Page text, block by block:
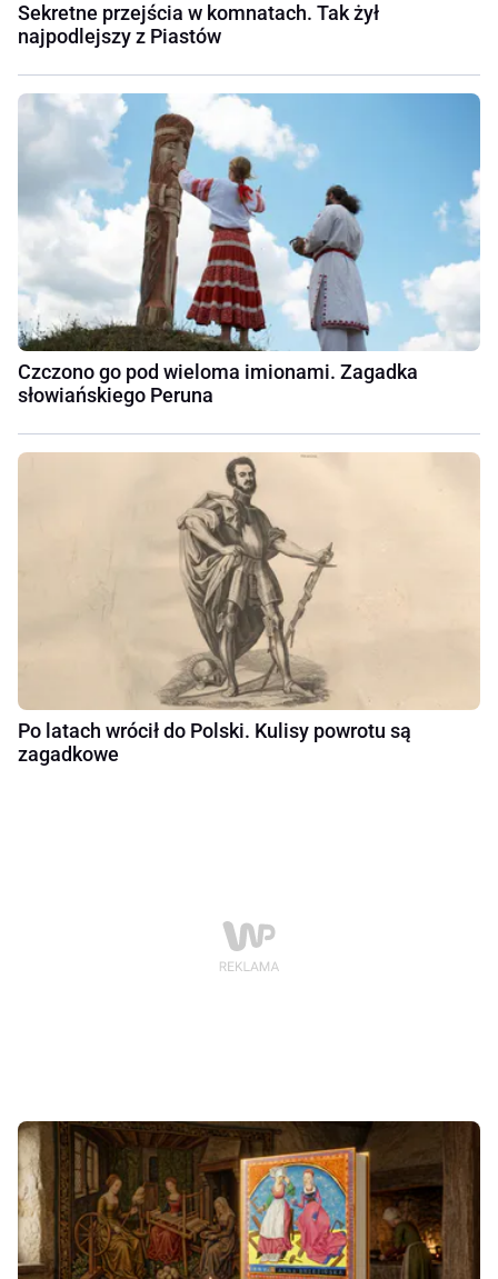
Sekretne przejścia w komnatach. Tak żył
najpodlejszy z Piastów
Czczono go pod wieloma imionami. Zagadka
słowiańskiego Peruna
Po latach wrócił do Polski. Kulisy powrotu są
zagadkowe